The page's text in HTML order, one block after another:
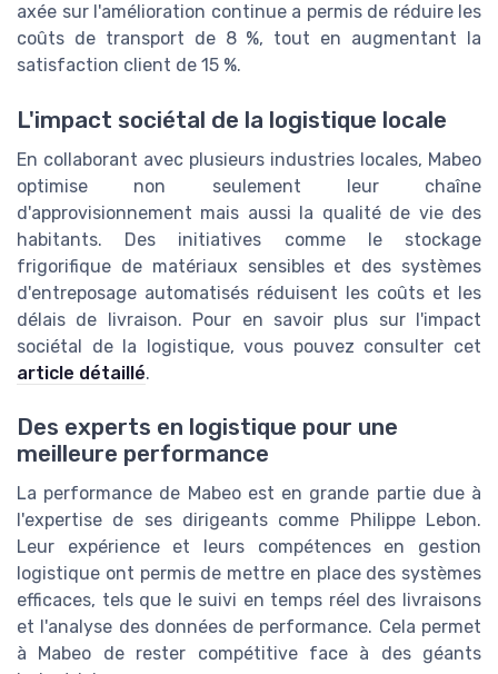
axée sur l'amélioration continue a permis de réduire les
coûts de transport de 8 %, tout en augmentant la
satisfaction client de 15 %.
L'impact sociétal de la logistique locale
En collaborant avec plusieurs industries locales, Mabeo
optimise non seulement leur chaîne
d'approvisionnement mais aussi la qualité de vie des
habitants. Des initiatives comme le stockage
frigorifique de matériaux sensibles et des systèmes
d'entreposage automatisés réduisent les coûts et les
délais de livraison. Pour en savoir plus sur l'impact
sociétal de la logistique, vous pouvez consulter cet
article détaillé.
Des experts en logistique pour une
meilleure performance
La performance de Mabeo est en grande partie due à
l'expertise de ses dirigeants comme Philippe Lebon.
Leur expérience et leurs compétences en gestion
logistique ont permis de mettre en place des systèmes
efficaces, tels que le suivi en temps réel des livraisons
et l'analyse des données de performance. Cela permet
à Mabeo de rester compétitive face à des géants